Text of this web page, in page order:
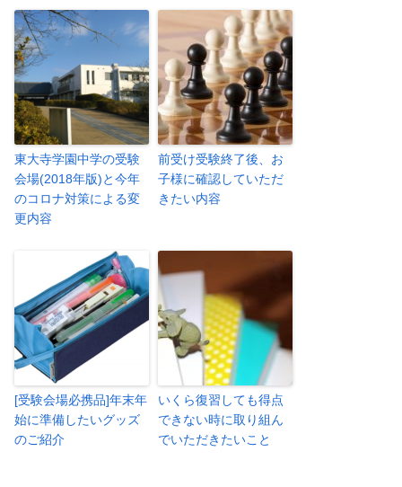
東大寺学園中学の受験
会場(2018年版)と今年
のコロナ対策による変
更内容
前受け受験終了後、お
子様に確認していただ
きたい内容
[受験会場必携品]年末年
始に準備したいグッズ
のご紹介
いくら復習しても得点
できない時に取り組ん
でいただきたいこと